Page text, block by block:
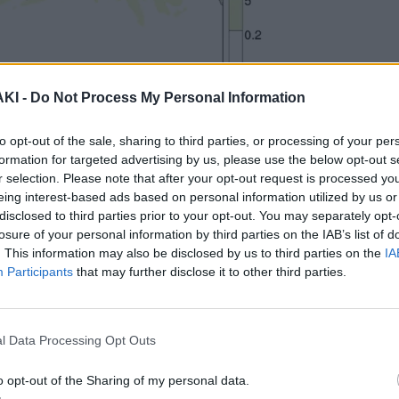
- Do Not Process My Personal Information
opt-out of the sale, sharing to third parties, or processing of your
for targeted advertising by us, please use the below opt-out
selection. Please note that after your opt-out request is processed
interest-based ads based on personal information utilized by us
to third parties prior to your opt-out. You may separately
of your personal information by third parties on the IAB’s list of
This information may also be disclosed by us to third parties on the
Participants that may further disclose it to other third parties.
Data Processing Opt Outs
opt-out of the Sharing of my personal data.
Δυτική και Βόρεια Ελλάδα, καθώς
όπου είναι πιθανό να
έως μεγάλου μεγέθους (>2 εκ.) και
Ελλάδα, όπου είναι πιθανό να
από 150 – 200 mm.